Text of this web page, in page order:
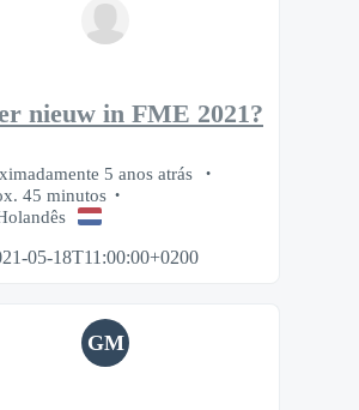
nieuw in FME 2021?
5 anos atrás
45 minutos
05-18T11:00:00+0200
GM